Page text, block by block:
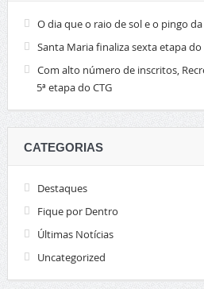
O dia que o raio de sol e o pingo
Santa Maria finaliza sexta etapa
Com alto número de inscritos,
5ª etapa do CTG
CATEGORIAS
Destaques
Fique por Dentro
Últimas Notícias
Uncategorized